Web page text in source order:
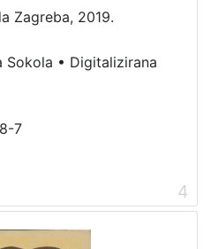
Zagreba, 2019.
Sokola • Digitalizirana
7
4